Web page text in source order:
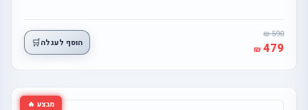
590
479 הוסף לעגלה🛒
מבצע 🔥